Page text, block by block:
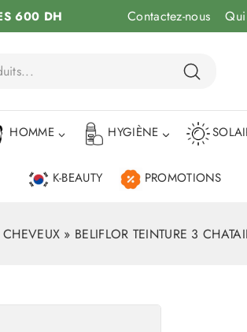
600 DH Contactez-nous
HOMME HYGIÈNE
K-BEAUTY PROMOTIONS
CHEVEUX » BELIFLOR TEINTURE 3